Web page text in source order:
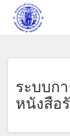
Obaju
go
ระบบก
หนังสือ